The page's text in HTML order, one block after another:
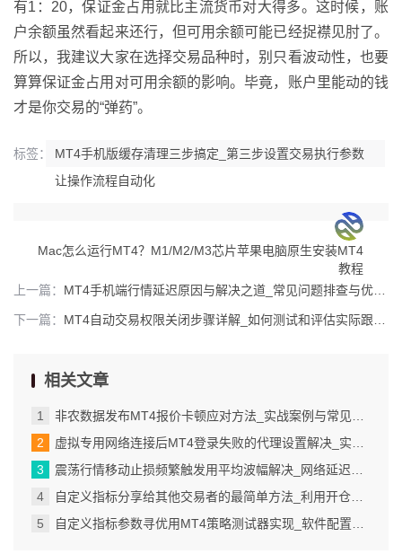
有1：20，保证金占用就比主流货币对大得多。这时候，账
户余额虽然看起来还行，但可用余额可能已经捉襟见肘了。
所以，我建议大家在选择交易品种时，别只看波动性，也要
算算保证金占用对可用余额的影响。毕竟，账户里能动的钱
才是你交易的“弹药”。
标签：
MT4手机版缓存清理三步搞定_第三步设置交易执行参数
让操作流程自动化
Mac怎么运行MT4？M1/M2/M3芯片苹果电脑原生安装MT4
教程
上一篇： MT4手机端行情延迟原因与解决之道_常见问题排查与优化建议
下一篇： MT4自动交易权限关闭步骤详解_如何测试和评估实际跟单延迟
相关文章
非农数据发布MT4报价卡顿应对方法_实战案例与常见问题解决方案
虚拟专用网络连接后MT4登录失败的代理设置解决_实际应用场景与设置建议
震荡行情移动止损频繁触发用平均波幅解决_网络延迟与数据刷新机制的影响
自定义指标分享给其他交易者的最简单方法_利用开仓时间实现时间过滤与持仓时长计算
自定义指标参数寻优用MT4策略测试器实现_软件配置错误或版本太旧惹的祸